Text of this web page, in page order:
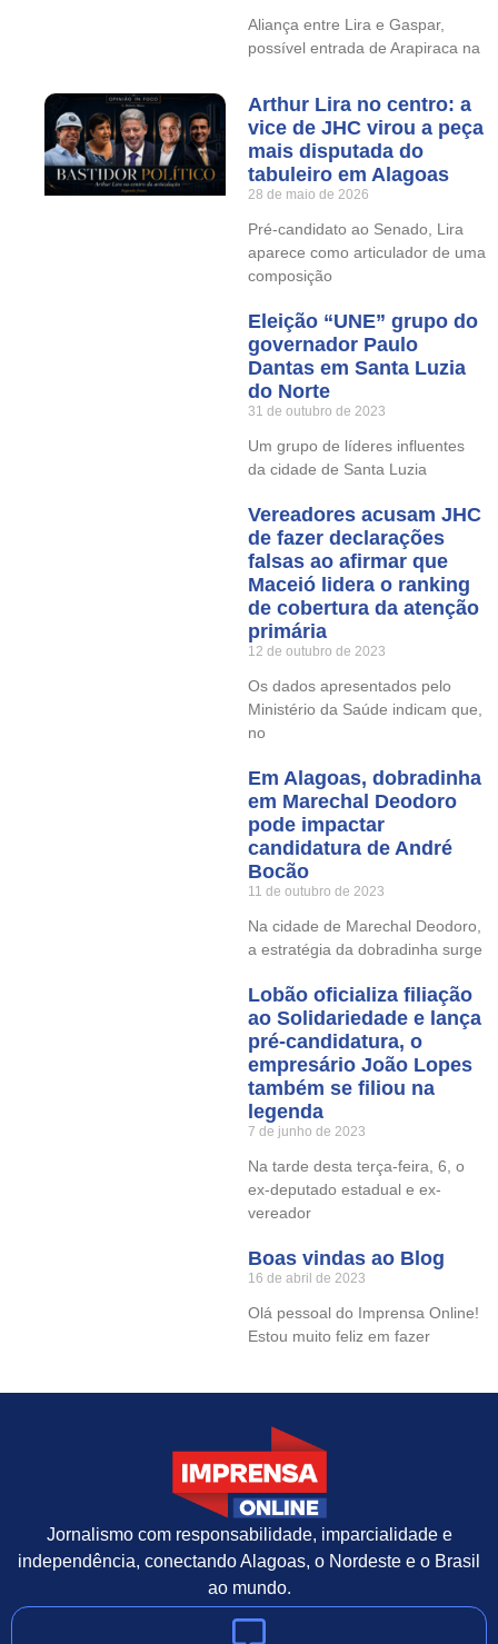
Aliança entre Lira e Gaspar,
possível entrada de Arapiraca na
Arthur Lira no centro: a
vice de JHC virou a peça
mais disputada do
tabuleiro em Alagoas
28 de maio de 2026
Pré-candidato ao Senado, Lira
aparece como articulador de uma
composição
Eleição “UNE” grupo do
governador Paulo
Dantas em Santa Luzia
do Norte
31 de outubro de 2023
Um grupo de líderes influentes
da cidade de Santa Luzia
Vereadores acusam JHC
de fazer declarações
falsas ao afirmar que
Maceió lidera o ranking
de cobertura da atenção
primária
12 de outubro de 2023
Os dados apresentados pelo
Ministério da Saúde indicam que,
no
Em Alagoas, dobradinha
em Marechal Deodoro
pode impactar
candidatura de André
Bocão
11 de outubro de 2023
Na cidade de Marechal Deodoro,
a estratégia da dobradinha surge
Lobão oficializa filiação
ao Solidariedade e lança
pré-candidatura, o
empresário João Lopes
também se filiou na
legenda
7 de junho de 2023
Na tarde desta terça-feira, 6, o
ex-deputado estadual e ex-
vereador
Boas vindas ao Blog
16 de abril de 2023
Olá pessoal do Imprensa Online!
Estou muito feliz em fazer
Jornalismo com responsabilidade, imparcialidade e
independência, conectando Alagoas, o Nordeste e o Brasil
ao mundo.